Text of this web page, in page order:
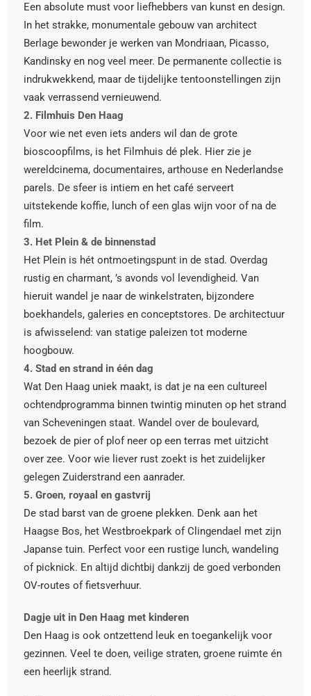
Een absolute must voor liefhebbers van kunst en design.
In het strakke, monumentale gebouw van architect
Berlage bewonder je werken van Mondriaan, Picasso,
Kandinsky en nog veel meer. De permanente collectie is
indrukwekkend, maar de tijdelijke tentoonstellingen zijn
vaak verrassend vernieuwend.
2. Filmhuis Den Haag
Voor wie net even iets anders wil dan de grote
bioscoopfilms, is het Filmhuis dé plek. Hier zie je
wereldcinema, documentaires, arthouse en Nederlandse
parels. De sfeer is intiem en het café serveert
uitstekende koffie, lunch of een glas wijn voor of na de
film.
3. Het Plein & de binnenstad
Het Plein is hét ontmoetingspunt in de stad. Overdag
rustig en charmant, ’s avonds vol levendigheid. Van
hieruit wandel je naar de winkelstraten, bijzondere
boekhandels, galeries en conceptstores. De architectuur
is afwisselend: van statige paleizen tot moderne
hoogbouw.
4. Stad en strand in één dag
Wat Den Haag uniek maakt, is dat je na een cultureel
ochtendprogramma binnen twintig minuten op het strand
van Scheveningen staat. Wandel over de boulevard,
bezoek de pier of plof neer op een terras met uitzicht
over zee. Voor wie liever rust zoekt is het zuidelijker
gelegen Zuiderstrand een aanrader.
5. Groen, royaal en gastvrij
De stad barst van de groene plekken. Denk aan het
Haagse Bos, het Westbroekpark of Clingendael met zijn
Japanse tuin. Perfect voor een rustige lunch, wandeling
of picknick. En altijd dichtbij dankzij de goed verbonden
OV-routes of fietsverhuur.
Dagje uit in Den Haag met kinderen
Den Haag is ook ontzettend leuk en toegankelijk voor
gezinnen. Veel te doen, veilige straten, groene ruimte én
een heerlijk strand.